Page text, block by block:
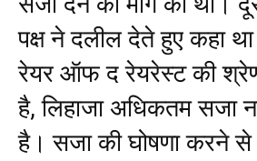
पक्ष ने दलील देते हुए कहा
रेयर ऑफ द रेयरेस्‍ट की
है, लिहाजा अधिकतम सजा
है। सजा की घोषणा करने से